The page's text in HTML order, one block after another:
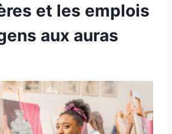
et les emplois
aux auras